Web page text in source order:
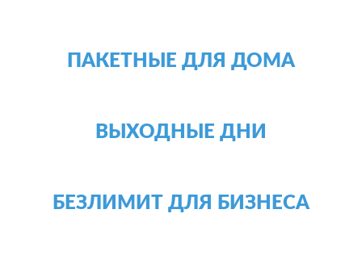
ПАКЕТНЫЕ ДЛЯ ДОМА
ВЫХОДНЫЕ ДНИ
БЕЗЛИМИТ ДЛЯ БИЗНЕСА